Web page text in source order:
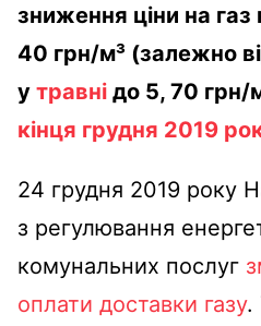
зниження ціни на газ
40 грн/м³ (залежно
у травні до 5, 70
кінця грудня 2019
24 грудня 2019 року
з регулювання
комунальних послуг
оплати доставки газу.